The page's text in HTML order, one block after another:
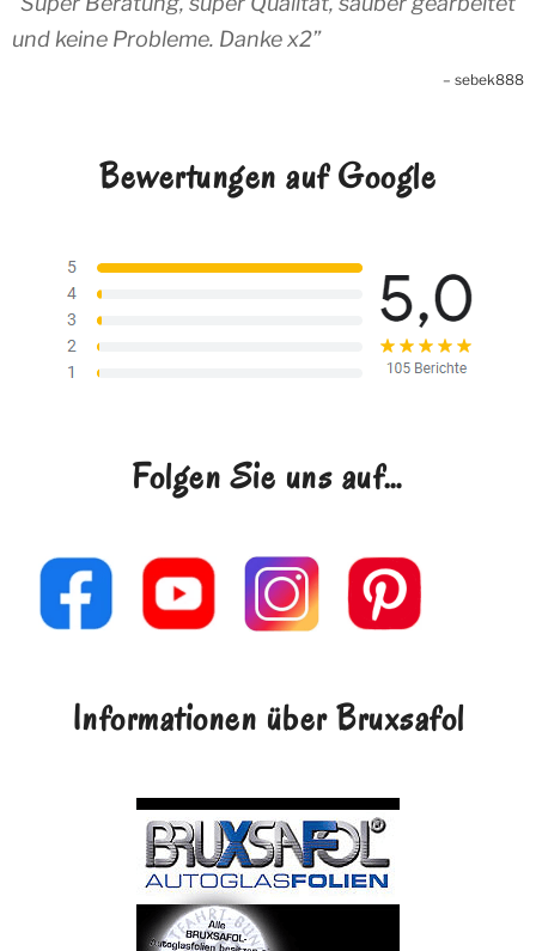
und keine Probleme. Danke x2
sebek888
Bewertungen auf Google
Folgen Sie uns auf…
Informationen über Bruxsafol